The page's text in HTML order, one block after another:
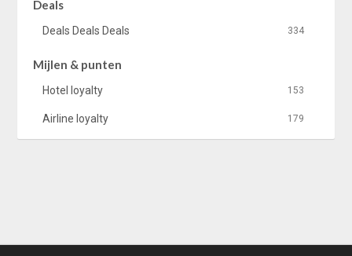
Deals
334
Deals Deals Deals
Mijlen & punten
153
Hotel loyalty
179
Airline loyalty